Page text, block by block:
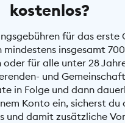
kostenlos?
für das erste
insgesamt
für alle unter 28
und
in Folge und dann
Konto ein, sicherst du
und damit zusätzliche